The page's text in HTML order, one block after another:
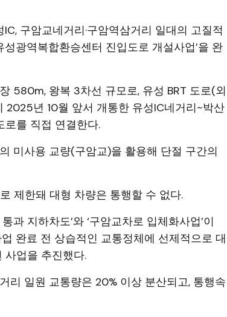
구암교네거리·구암역삼거리 일대의 고질적
광역복합환승센터 진입도로 개설사업’을 완
580m, 왕복 3차선 규모로, 유성 BRT 도로(외
2025년 10월 앞서 개통한 유성IC네거리~박산
로를 직접 연결한다.
미사용 교량(구암교)을 활용해 단절 구간의
제한돼 대형 차량은 통행할 수 없다.
과 지하차도’와 ‘구암교차로 입체화사업’이
완료 전 상습적인 교통정체에 선제적으로 대
사업을 추진했다.
리 일원 교통량은 20% 이상 분산되고, 통행속